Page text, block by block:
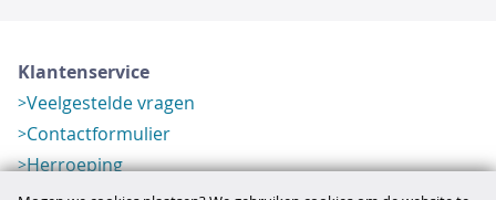
Klantenservice
Veelgestelde vragen
Contactformulier
Herroeping